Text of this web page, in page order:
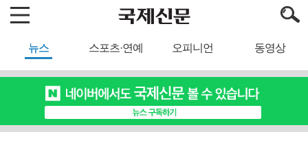
뉴스 스포츠·연예 오피니언 동영상